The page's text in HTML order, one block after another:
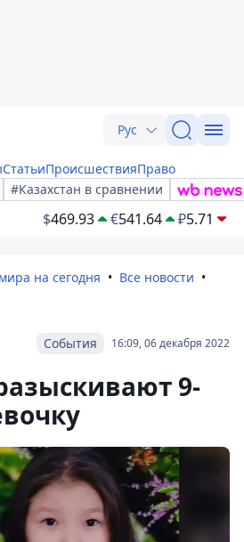
Рус
СтатьиПроисшествияПраво
#Казахстан в сравнении
$469.93 €541.64 ₽5.71
на сегодня
Все новости
16:09, 06 декабря 2022
События
9-